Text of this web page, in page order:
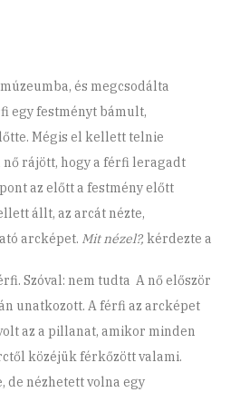
és megcsodálta
egy festményt bámult,
Mégis el kellett telnie
rájött, hogy a férfi leragadt
az előtt a festmény előtt
állt, az arcát nézte,
arcképet. Mit nézel?,kérdezte a
Szóval: nem tudta A nő először
unatkozott. A férfi az arcképet
az a pillanat, amikor minden
közéjük férkőzött valami.
de nézhetett volna egy